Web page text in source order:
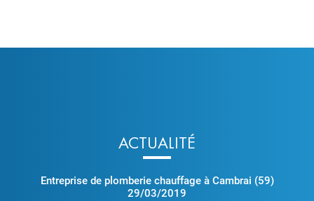
ACTUALITÉ
Entreprise de plomberie chauffage à Cambrai (59)
29/03/2019